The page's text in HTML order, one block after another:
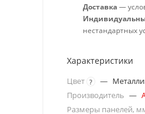
Доставка—
нестандартных
Характеристики
Цвет ? —
Производитель —
Размеры панелей,